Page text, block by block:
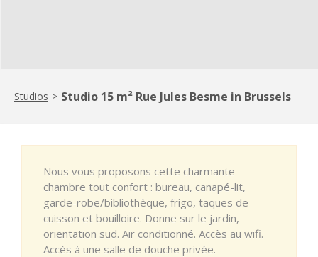
Studios > Studio 15 m² Rue Jules Besme in Brussels
Nous vous proposons cette charmante
chambre tout confort : bureau, canapé-lit,
garde-robe/bibliothèque, frigo, taques de
cuisson et bouilloire. Donne sur le jardin,
orientation sud. Air conditionné. Accès au wifi.
Accès à une salle de douche privée.